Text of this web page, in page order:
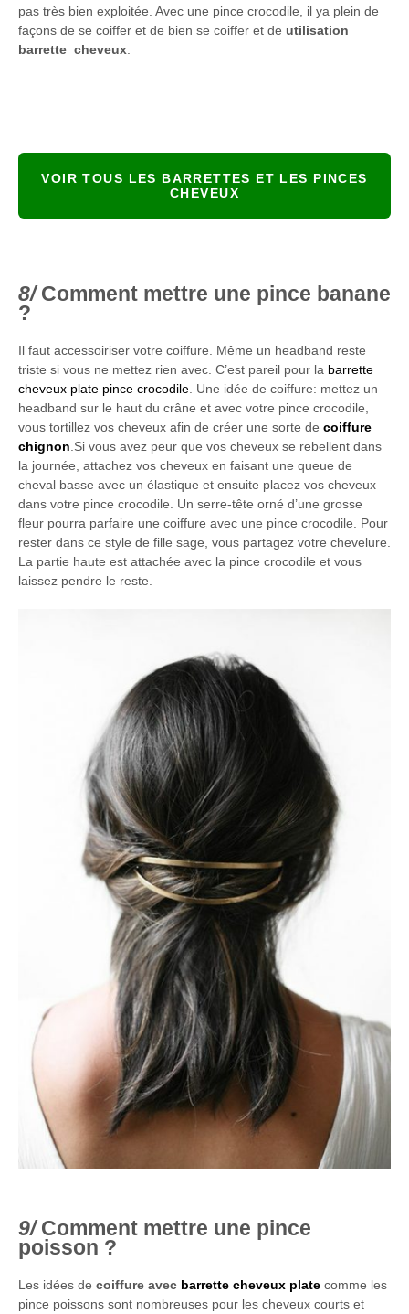
pas très bien exploitée. Avec une pince crocodile, il ya plein de
façons de se coiffer et de bien se coiffer et de utilisation
barrette cheveux
VOIR TOUS LES BARRETTES ET LES PINCES
CHEVEUX
Comment mettre une pince banane
?
Il faut accessoiriser votre coiffure. Même un headband reste
triste si vous ne mettez rien avec. C’est pareil pour la barrette
cheveux plate pince crocodile . Une idée de coiffure: mettez un
headband sur le haut du crâne et avec votre pince crocodile,
vous tortillez vos cheveux afin de créer une sorte de coiffure
chignon .Si vous avez peur que vos cheveux se rebellent dans
la journée, attachez vos cheveux en faisant une queue de
cheval basse avec un élastique et ensuite placez vos cheveux
dans votre pince crocodile. Un serre-tête orné d’une grosse
fleur pourra parfaire une coiffure avec une pince crocodile. Pour
rester dans ce style de fille sage, vous partagez votre chevelure.
La partie haute est attachée avec la pince crocodile et vous
laissez pendre le reste.
Comment mettre une pince
poisson ?
Les idées de coiffure avec barrette cheveux plate comme les
pince poissons sont nombreuses pour les cheveux courts et